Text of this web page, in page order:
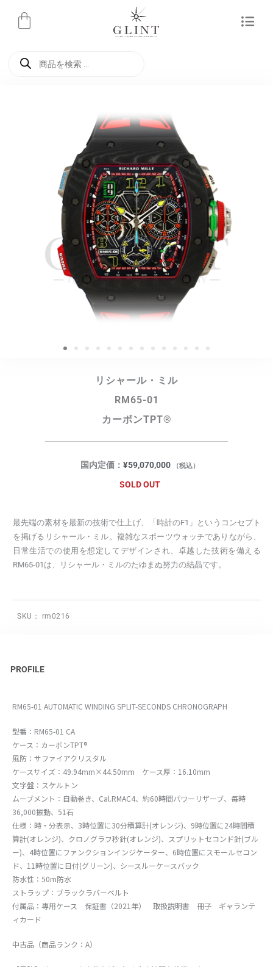
リシャール・ミル
RM65-01
カーボンTPT®
国内定価： ¥59,070,000 （税込）
SOLD OUT
最先端の素材を最新の技術で仕上げ、「時計のF1」というコンセプト
を掲げるリシャール・ミル。複雑なスポーツウォッチでありながら、
日常生活での使用を想定してデザインされ、卓越した技術を備える
RM65-01は、リシャール・ミルのたゆまぬ努力の結晶です。
SKU： rm0216
PROFILE
RM65-01 AUTOMATIC WINDING SPLIT-SECONDS CHRONOGRAPH
型番：RM65-01 CA
ケース：カーボンTPT®
風防：サファイアクリスタル
ケースサイズ：49.94mm×44.50mm ケース厚：16.10mm
文字盤：スケルトン
ムーブメント：自動巻き、Cal.RMAC4、約60時間パワーリザーブ、毎時
36,000振動、51石
仕様：時・分表示、3時位置に30分積算計(オレンジ)、9時位置に24時間積
算計(オレンジ)、クロノグラフ秒針(オレンジ)、スプリットセコンド針(ブル
ー)、4時位置にファンクションインジケーター、6時位置にスモールセコン
ド、11時位置に日付(グリーン)、シースルーケースバック
防水性：50m防水
ストラップ：ブラックラバーベルト
付属品：専用ケース 保証書（2021年） 取扱説明書 冊子 ギャランテ
ィカード
中古品（商品ランク：A）